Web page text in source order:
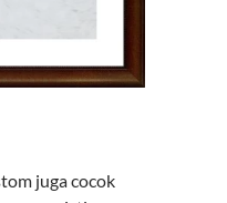
juga cocok